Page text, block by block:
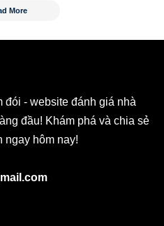
More
- website đánh giá nhà
đầu! Khám phá và chia sẻ
ngay hôm nay!